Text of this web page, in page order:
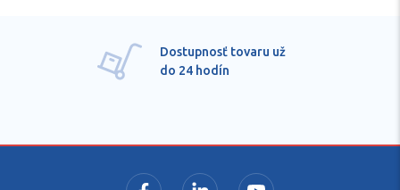
Dostupnosť tovaru už
do 24 hodín